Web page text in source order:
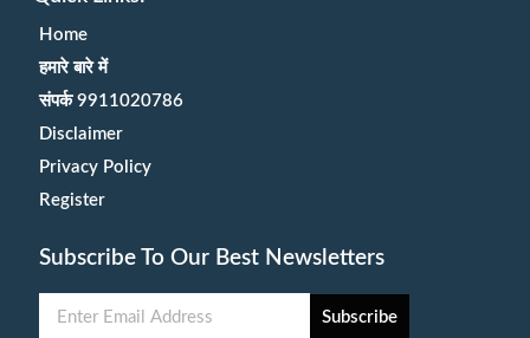
Home
हमारे बारे में
संपर्क 9911020786
Disclaimer
Privacy Policy
Register
Subscribe To Our Best Newsletters
Subscribe